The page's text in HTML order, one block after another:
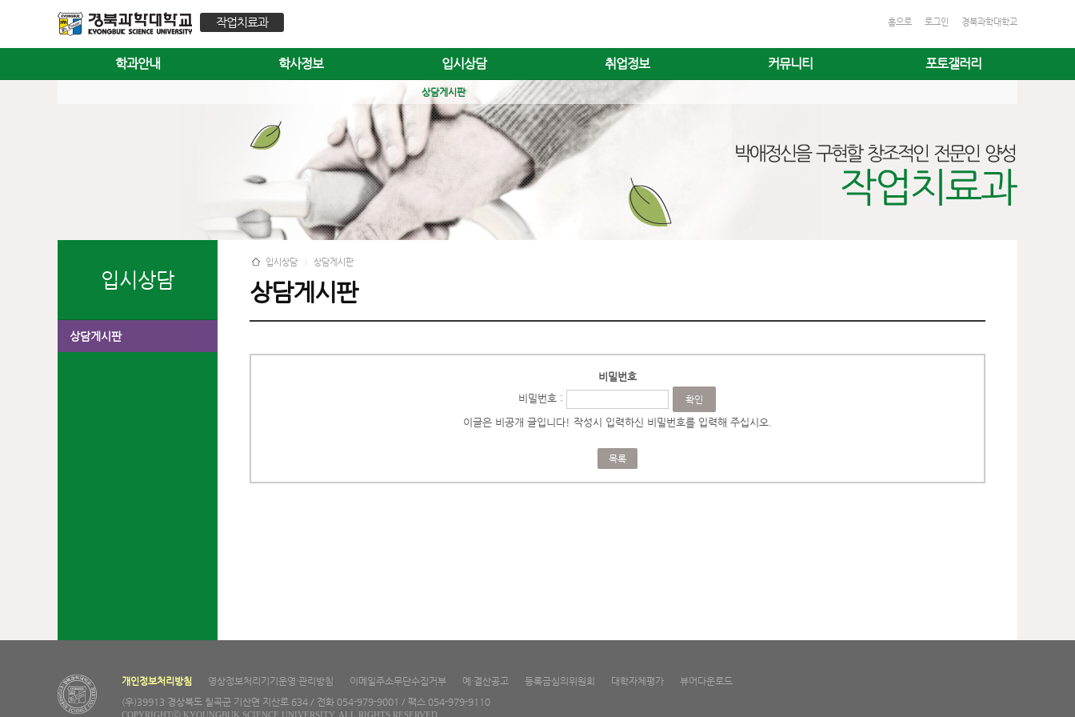
작업치료과 홈으로 로그인 경북과학대학교
학과안내 학사정보 입시상담
상담게시판
취업정보 커뮤니티 포토갤러리
입시상담
상담게시판
입시상담 상담게시판
상담게시판
비밀번호
비밀번호 :
이글은 비공개 글입니다! 작성시 입력하신 비밀번호를 입력해 주십시오.
목록
개인정보처리방침 영상정보처리기기운영·관리방침 이메일주소무단수집거부 예·결산공고 등록금심의위원회 대학자체평가
뷰어다운로드
(우)39913 경상북도 칠곡군 기산면 지산로 634 / 전화 054-979-9001 / 팩스 054-979-9110
COPYRIGHTⓒ KYOUNGBUK SCIENCE UNIVERSITY. ALL RIGHTS RESERVED.